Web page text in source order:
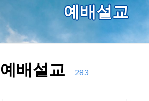
예배설교
예배설교 283